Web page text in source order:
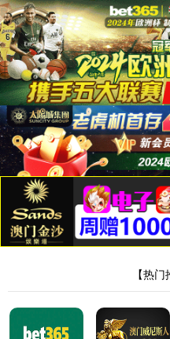
404，
文件